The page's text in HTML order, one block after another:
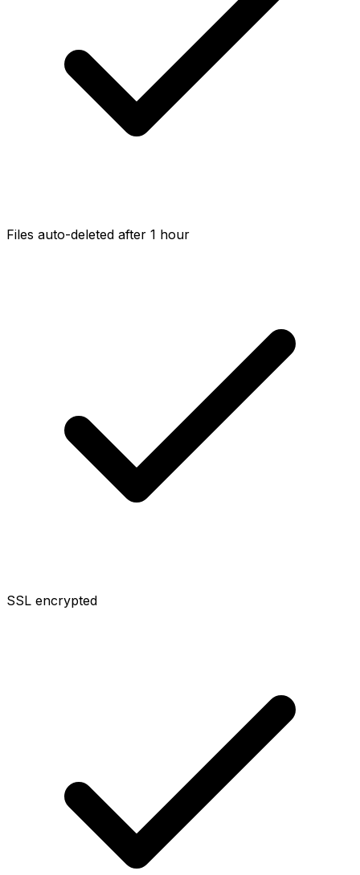
Files auto-deleted after 1 hour
SSL encrypted